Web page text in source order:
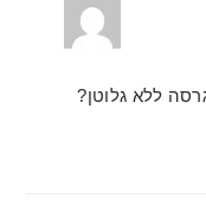
ללא גלוטן?